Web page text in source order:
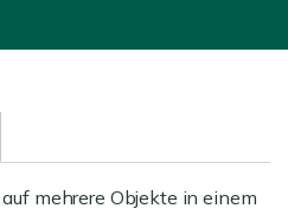
mehrere Objekte in einem